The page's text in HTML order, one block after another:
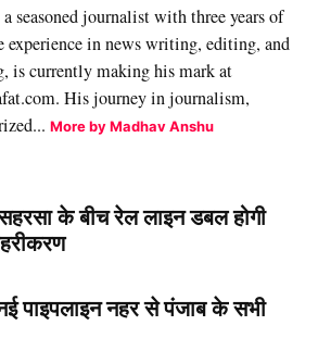
seasoned journalist with three years of
experience in news writing, editing, and
is currently making his mark at
His journey in journalism,
More by Madhav Anshu
के बीच रेल लाइन डबल होगी
पाइपलाइन नहर से पंजाब के सभी